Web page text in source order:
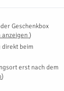
Geschenkbox
anzeigen )
direkt beim
erst nach dem
)